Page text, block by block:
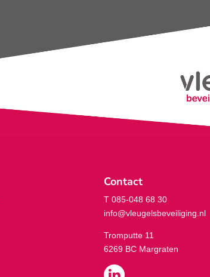
Contact
T 085-048 68 30
info@vleugelsbeveiliging.nl
Tromputte 11
6269 BC Margraten